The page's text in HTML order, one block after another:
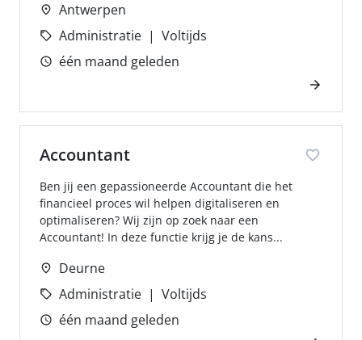
Antwerpen
Administratie
Voltijds
één maand geleden
Accountant
Ben jij een gepassioneerde Accountant die het
financieel proces wil helpen digitaliseren en
optimaliseren? Wij zijn op zoek naar een
Accountant! In deze functie krijg je de kans...
Deurne
Administratie
Voltijds
één maand geleden